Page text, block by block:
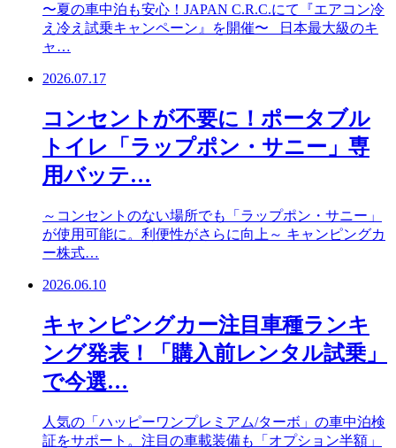
〜夏の車中泊も安心！JAPAN C.R.C.にて『エアコン冷
え冷え試乗キャンペーン』を開催〜 日本最大級のキ
ャ…
2026.07.17
コンセントが不要に！ポータブル
トイレ「ラップポン・サニー」専
用バッテ…
～コンセントのない場所でも「ラップポン・サニー」
が使用可能に。利便性がさらに向上～ キャンピングカ
ー株式…
2026.06.10
キャンピングカー注目車種ランキ
ング発表！「購入前レンタル試乗」
で今選…
人気の「ハッピーワンプレミアム/ターボ」の車中泊検
証をサポート。注目の車載装備も「オプション半額」